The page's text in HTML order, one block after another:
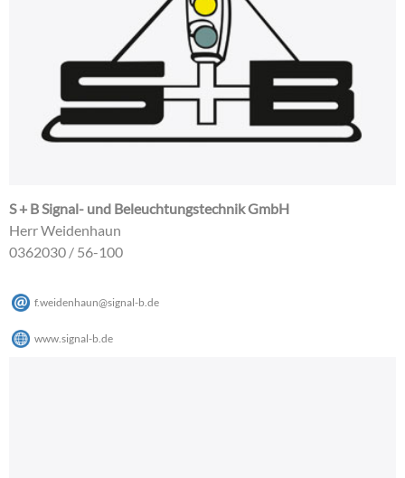
S + B Signal- und Beleuchtungstechnik GmbH
Herr Weidenhaun
0362030 / 56-100
f.weidenhaun@signal-b.de
www.signal-b.de